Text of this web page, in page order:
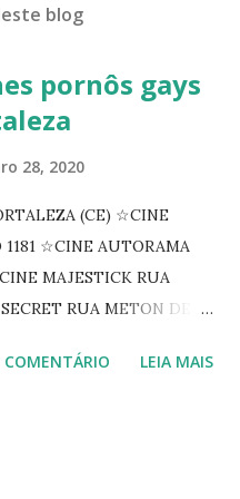
blog
pornôs gays
28, 2020
(CE) ☆CINE
1181 ☆CINE AUTORAMA
MAJESTICK RUA
RUA METON DE
FLORIANO PEIXOTO 1206
LEIA MAIS